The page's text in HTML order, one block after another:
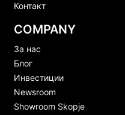
Контакт
COMPANY
За нас
Блог
Инвестиции
Newsroom
Showroom Skopje